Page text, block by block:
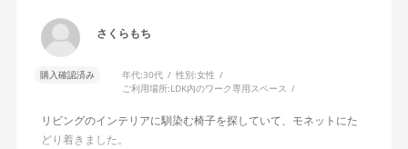
さくらもち
購入確認済み 年代:30代 性別:女性
ご利用場所:LDK内のワーク専用スペース
リビングのインテリアに馴染む椅子を探していて、モネットにた
どり着きました。